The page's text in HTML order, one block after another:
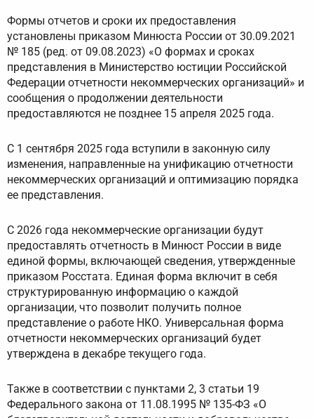
Формы отчетов и сроки их предоставления
установлены приказом Минюста России от 30.09.2021
№ 185 (ред. от 09.08.2023) «О формах и сроках
представления в Министерство юстиции Российской
Федерации отчетности некоммерческих организаций» и
сообщения о продолжении деятельности
предоставляются не позднее 15 апреля 2025 года.
С 1 сентября 2025 года вступили в законную силу
изменения, направленные на унификацию отчетности
некоммерческих организаций и оптимизацию порядка
ее представления.
С 2026 года некоммерческие организации будут
предоставлять отчетность в Минюст России в виде
единой формы, включающей сведения, утвержденные
приказом Росстата. Единая форма включит в себя
структурированную информацию о каждой
организации, что позволит получить полное
представление о работе НКО. Универсальная форма
отчетности некоммерческих организаций будет
утверждена в декабре текущего года.
Также в соответствии с пунктами 2, 3 статьи 19
Федерального закона от 11.08.1995 № 135-ФЗ «О